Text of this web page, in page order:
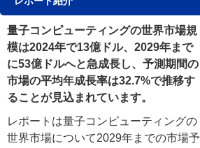
量子コンピューティングの世界市場規
模は2024年で13億ドル、2029年まで
に53億ドルへと急成長し、予測期間の
市場の平均年成長率は32.7%で推移す
ることが見込まれています。
レポートは量子コンピューティングの
世界市場について2029年までの市場予